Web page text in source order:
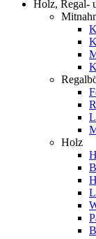
Holz, Regal-
Holz